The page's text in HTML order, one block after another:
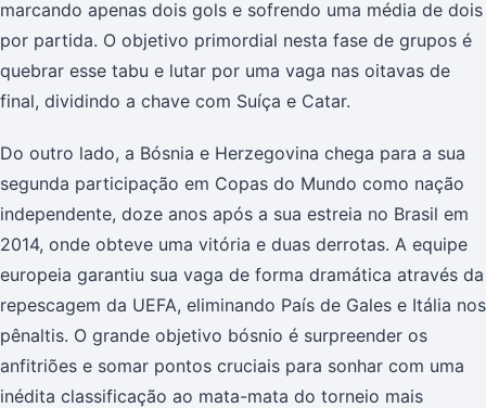
marcando apenas dois gols e sofrendo uma média de dois
por partida. O objetivo primordial nesta fase de grupos é
quebrar esse tabu e lutar por uma vaga nas oitavas de
final, dividindo a chave com Suíça e Catar.
Do outro lado, a Bósnia e Herzegovina chega para a sua
segunda participação em Copas do Mundo como nação
independente, doze anos após a sua estreia no Brasil em
2014, onde obteve uma vitória e duas derrotas. A equipe
europeia garantiu sua vaga de forma dramática através da
repescagem da UEFA, eliminando País de Gales e Itália nos
pênaltis. O grande objetivo bósnio é surpreender os
anfitriões e somar pontos cruciais para sonhar com uma
inédita classificação ao mata-mata do torneio mais